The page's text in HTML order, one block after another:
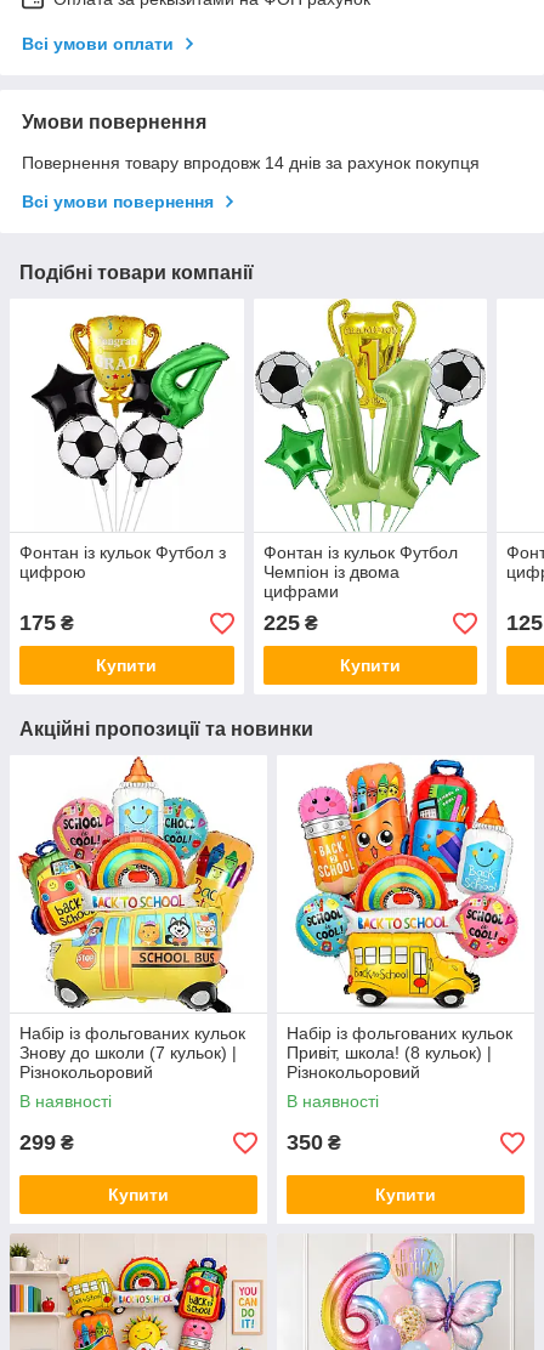
Всі умови оплати
Умови повернення
Повернення товару впродовж 14 днів за рахунок покупця
Всі умови повернення
Подібні товари компанії
Фонтан із кульок Футбол з
цифрою
175 ₴
Купити
Фонтан із кульок Футбол
Чемпіон із двома
цифрами
225₴
Купити
125
Акційні пропозиції та новинки
Набір із фольгованих кульок
Знову до школи (7 кульок) |
Різнокольоровий
В наявності
299 ₴
Купити
Набір із фольгованих кульок
Привіт, школа! (8 кульок) |
Різнокольоровий
В наявності
350 ₴
Купити